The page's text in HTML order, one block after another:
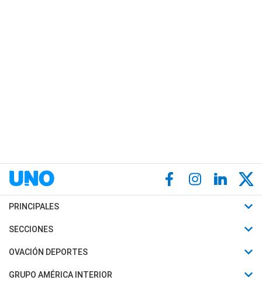
PRINCIPALES
Últimas Noticias
Política
SECCIONES
Horóscopo
Motores
OVACIÓN DEPORTES
Fútbol
GRUPO AMÉRICA INTERIOR